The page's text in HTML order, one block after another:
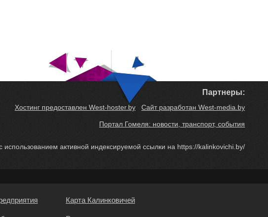
Партнеры:
Хостинг предоставлен West-hoster.by Сайт разработан West-media.by
Портал Гомеля: новости, транспорт, события
активной индексируемой ссылки на https://kalinkovichi.by/
Карта Калинковичей